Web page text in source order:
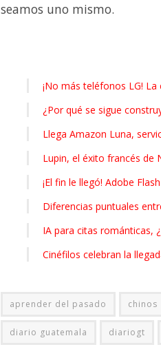
seamos uno mismo.
¡No más teléfonos LG!
¿Por qué se sigue
Llega Amazon Luna,
Lupin, el éxito francés de
¡El fin le llegó! Adobe
Diferencias puntuales
IA para citas románticas,
Cinéfilos celebran la
aprender del pasado chinos
diario guatemala diariogt